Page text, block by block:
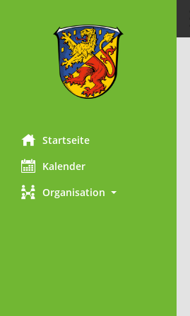
Startseite
Kalender
Organisation